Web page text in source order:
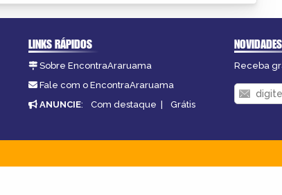
LINKS RÁPIDOS
Sobre EncontraAraruama
Fale com o EncontraAraruama
ANUNCIE: Com destaque | Grátis
Receba